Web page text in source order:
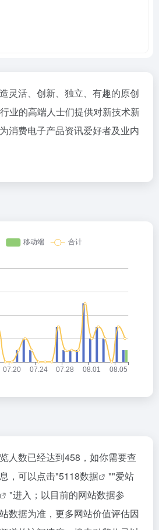
活、创新、独立、有趣的原创
行业的高端人士们提供对新技术新
消费电子产品资讯爱好者及业内
人数已经达到458，如你需要查
，可以点击"5118数据 ""爱站
"进入；以目前的网站数据参
数据为准，更多网站价值评估因